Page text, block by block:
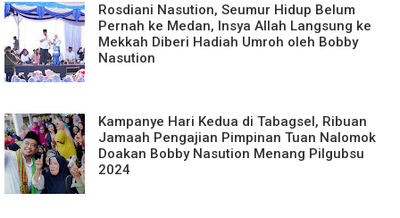
Rosdiani Nasution, Seumur Hidup Belum
Pernah ke Medan, Insya Allah Langsung ke
Mekkah Diberi Hadiah Umroh oleh Bobby
Nasution
Kampanye Hari Kedua di Tabagsel, Ribuan
Jamaah Pengajian Pimpinan Tuan Nalomok
Doakan Bobby Nasution Menang Pilgubsu
2024